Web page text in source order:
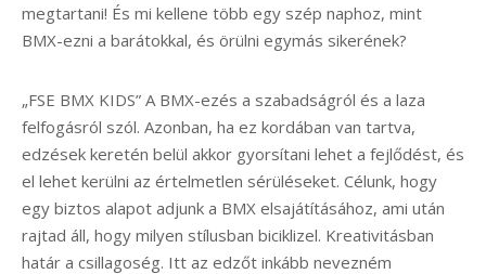
megtartani! És mi kellene több egy szép naphoz, mint
BMX-ezni a barátokkal, és örülni egymás sikerének?
„FSE BMX KIDS” A BMX-ezés a szabadságról és a laza
felfogásról szól. Azonban, ha ez kordában van tartva,
edzések keretén belül akkor gyorsítani lehet a fejlődést, és
el lehet kerülni az értelmetlen sérüléseket. Célunk, hogy
egy biztos alapot adjunk a BMX elsajátításához, ami után
rajtad áll, hogy milyen stílusban biciklizel. Kreativitásban
határ a csillagoség. Itt az edzőt inkább nevezném